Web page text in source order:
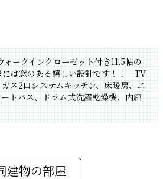
ークインクローゼット付き11.5帖の
には窓のある嬉しい設計です！！ TV
ス2口システムキッチン、床暖房、エ
トバス、ドラム式洗濯乾燥機、内廊
建物の部屋